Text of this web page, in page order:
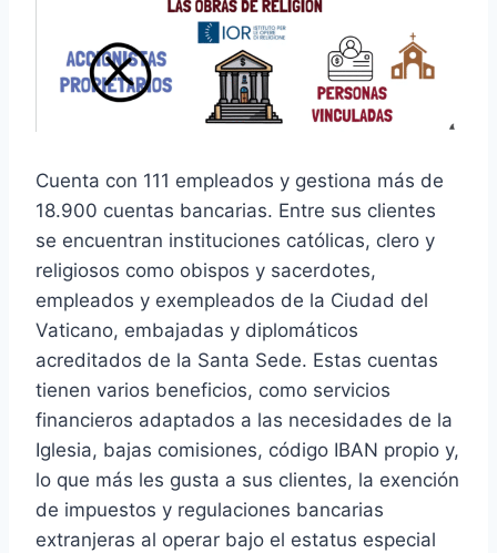
Cuenta con 111 empleados y gestiona más de
18.900 cuentas bancarias. Entre sus clientes
se encuentran instituciones católicas, clero y
religiosos como obispos y sacerdotes,
empleados y exempleados de la Ciudad del
Vaticano, embajadas y diplomáticos
acreditados de la Santa Sede. Estas cuentas
tienen varios beneficios, como servicios
financieros adaptados a las necesidades de la
Iglesia, bajas comisiones, código IBAN propio y,
lo que más les gusta a sus clientes, la exención
de impuestos y regulaciones bancarias
extranjeras al operar bajo el estatus especial